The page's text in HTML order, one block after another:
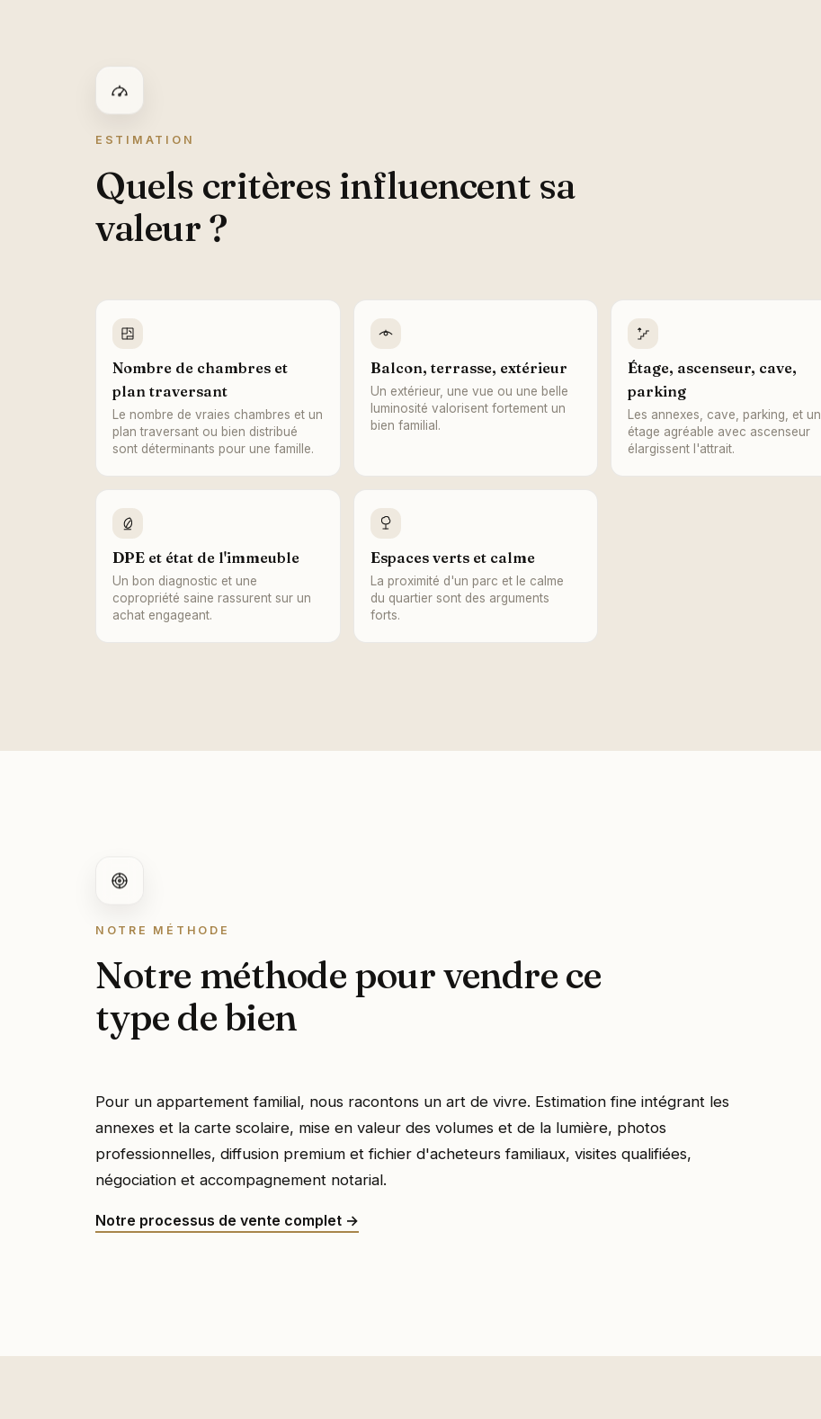
ESTIMATION
Quels critères influencent sa
valeur ?
Nombre de chambres et
plan traversant
Le nombre de vraies chambres et un
plan traversant ou bien distribué
sont déterminants pour une famille.
Balcon, terrasse, extérieur
Un extérieur, une vue ou une belle
luminosité valorisent fortement un
bien familial.
Étage, ascenseur, cave,
parking
Les annexes, cave, parking, et un
étage agréable avec ascenseur
élargissent l'attrait.
DPE et état de l'immeuble
Un bon diagnostic et une
copropriété saine rassurent sur un
achat engageant.
Espaces verts et calme
La proximité d'un parc et le calme
du quartier sont des arguments
forts.
NOTRE MÉTHODE
Notre méthode pour vendre ce
type de bien
Pour un appartement familial, nous racontons un art de vivre. Estimation fine intégrant les
annexes et la carte scolaire, mise en valeur des volumes et de la lumière, photos
professionnelles, diffusion premium et fichier d'acheteurs familiaux, visites qualifiées,
négociation et accompagnement notarial.
Notre processus de vente complet →